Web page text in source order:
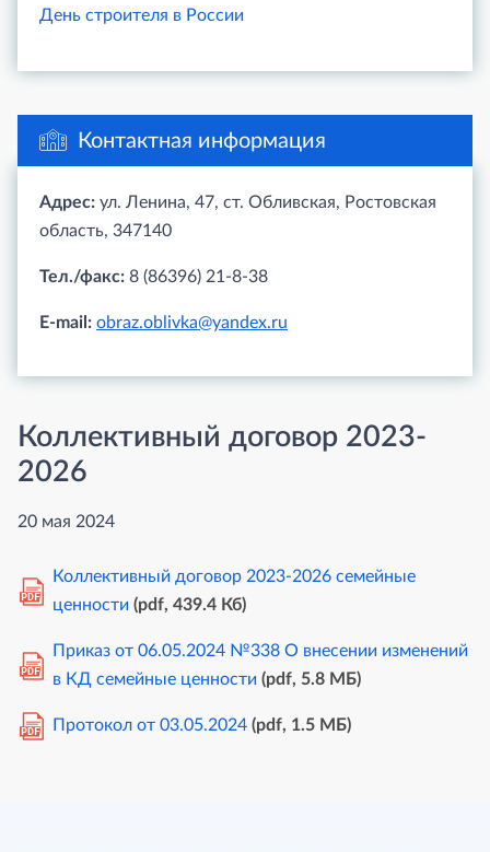
День строителя в России
Контактная информация
Адрес: ул. Ленина, 47, ст. Обливская, Ростовская
область, 347140
Тел./факс: 8 (86396) 21-8-38
E-mail: obraz.oblivka@yandex.ru
Коллективный договор 2023-
2026
20 мая 2024
PDF
Коллективный договор 2023-2026 семейные
ценности (pdf, 439.4 Кб)
PDF
Приказ от 06.05.2024 №338 О внесении изменений
в КД семейные ценности (pdf, 5.8 MБ)
PDF Протокол от 03.05.2024 (pdf, 1.5 MБ)